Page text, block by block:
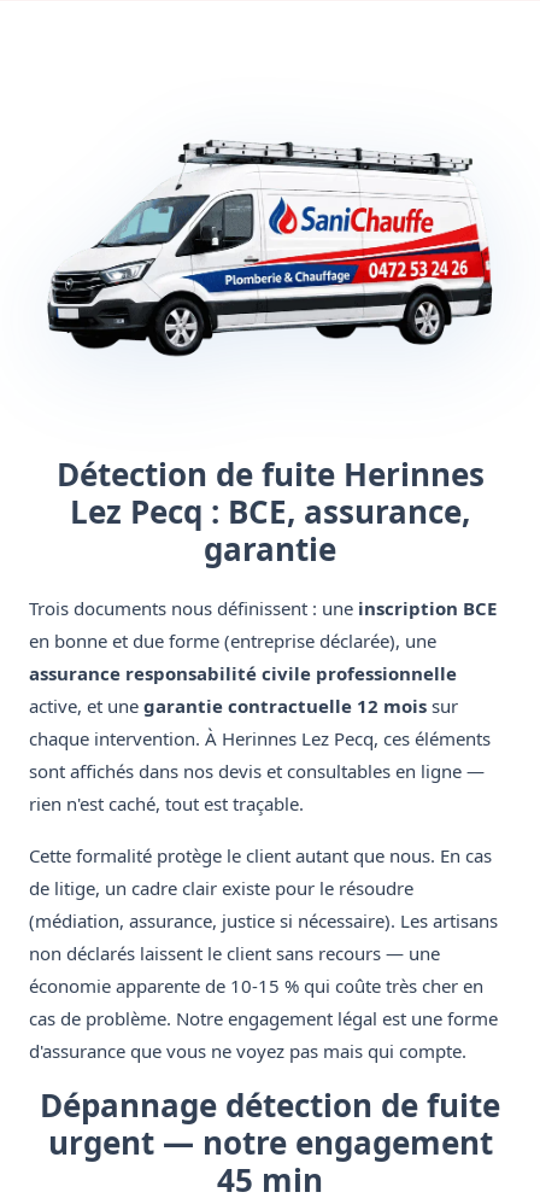
Détection de fuite Herinnes
Lez Pecq : BCE, assurance,
garantie
Trois documents nous définissent : une inscription BCE
en bonne et due forme (entreprise déclarée), une
assurance responsabilité civile professionnelle
active, et une garantie contractuelle 12 mois sur
chaque intervention. À Herinnes Lez Pecq, ces éléments
sont affichés dans nos devis et consultables en ligne —
rien n'est caché, tout est traçable.
Cette formalité protège le client autant que nous. En cas
de litige, un cadre clair existe pour le résoudre
(médiation, assurance, justice si nécessaire). Les artisans
non déclarés laissent le client sans recours — une
économie apparente de 10-15 % qui coûte très cher en
cas de problème. Notre engagement légal est une forme
d'assurance que vous ne voyez pas mais qui compte.
Dépannage détection de fuite
urgent — notre engagement
45 min